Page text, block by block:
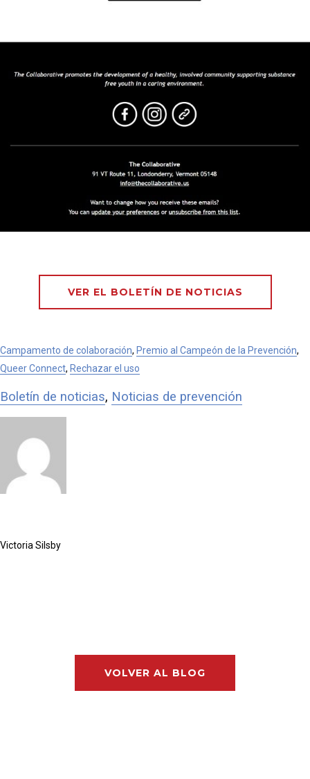
VER EL BOLETÍN DE NOTICIAS
Campamento de colaboración, Premio al Campeón de la Prevención,
Queer Connect, Rechazar el uso
Boletín de noticias, Noticias de prevención
Victoria Silsby
VOLVER AL BLOG